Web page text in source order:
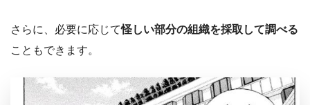
さらに、必要に応じて怪しい部分の組織を採取して調べる
こともできます。